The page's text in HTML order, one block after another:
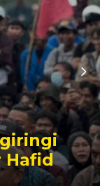
Hafid